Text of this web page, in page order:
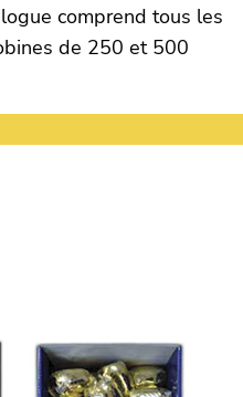
comprend tous les
de 250 et 500